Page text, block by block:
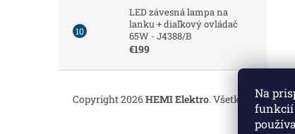
Na
funkcií
LED závesná lampa na
lanku + diaľkový ovládač
65W - J4388/B
€199
Copyright 2026HEMI Elektro. Všetky práva